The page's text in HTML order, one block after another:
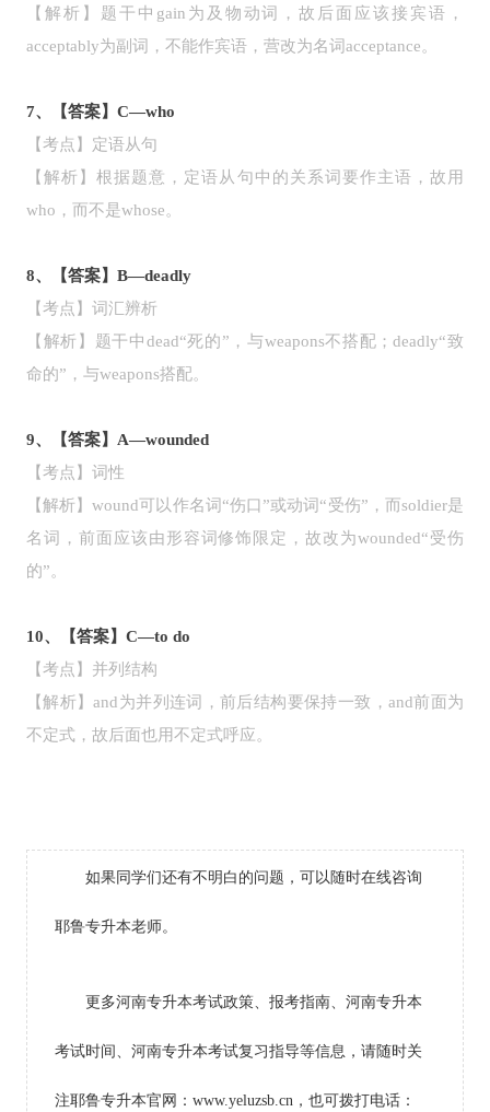
【解析】题干中gain为及物动词，故后面应该接宾语，
acceptably为副词，不能作宾语，营改为名词acceptance。
7、【答案】C—who
【考点】定语从句
【解析】根据题意，定语从句中的关系词要作主语，故用
who，而不是whose。
8、【答案】B—deadly
【考点】词汇辨析
【解析】题干中dead“死的”，与weapons不搭配；deadly“致
命的”，与weapons搭配。
9、【答案】A—wounded
【考点】词性
【解析】wound可以作名词“伤口”或动词“受伤”，而soldier是
名词，前面应该由形容词修饰限定，故改为wounded“受伤
的”。
10、【答案】C—to do
【考点】并列结构
【解析】and为并列连词，前后结构要保持一致，and前面为
不定式，故后面也用不定式呼应。
如果同学们还有不明白的问题，可以随时在线咨询
耶鲁专升本老师。
更多河南专升本考试政策、报考指南、河南专升本
考试时间、河南专升本考试复习指导等信息，请随时关
注耶鲁专升本官网：www.yeluzsb.cn，也可拨打电话：